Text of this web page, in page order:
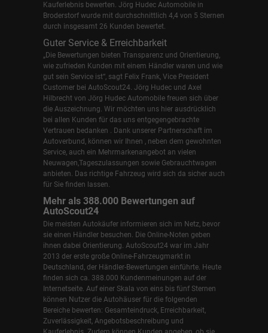
Kauferlebnis bewerten. Jörg Hudec Automobile in
Broderstorf wurde mit durchschnittlich 4,4 von 5 Sternen
durch insgesamt 26 Kunden bewertet.
Guter Service & Erreichbarkeit
„Die Bewertungen bieten Transparenz und Orientierung,
wie zufrieden Kunden mit einem Händler waren und wie
gut sein Service ist“, sagt Felix Frank, Vice President
Customer bei AutoScout24. Jörg Hudec und Axel
Hilbrecht von Jörg Hudec Automobile freuen sich über
die Auszeichnung. Wir möchten uns hier ausdrücklich
bei allen Kunden für das uns entgegengebrachte
Vertrauen bedanken . Dank unserer Partnerschaft im
Autoverbund, können wir Ihnen , neben dem gewohnten
Service, auch ein Mehrmarkenangebot an vielen
Neuwagen,Tageszulassungen sowie Gebrauchtwagen
anbieten. Das richtige Fahrzeug wird sich da sicher auch
für Sie finden lassen.
Mehr als 388.000 Bewertungen auf
AutoScout24
Die meisten Autokäufer informieren sich im Netz, bevor
sie einen Händler besuchen. Die Online-Noten geben
ihnen dabei Orientierung. AutoScout24 war im Jahr
2013 der erste große Online-Fahrzeugmarkt in
Deutschland, der Händler-Bewertungen einführte. Heute
finden sich ca. 388.000 Kundenmeinungen auf der
Internetseite. Auf einer Skala von eins bis fünf Sternen
können Nutzer die Autohäuser für die folgenden
Bereiche bewerten: Gesamteindruck, Erreichbarkeit,
Zuverlässigkeit, Angebotsbeschreibung und